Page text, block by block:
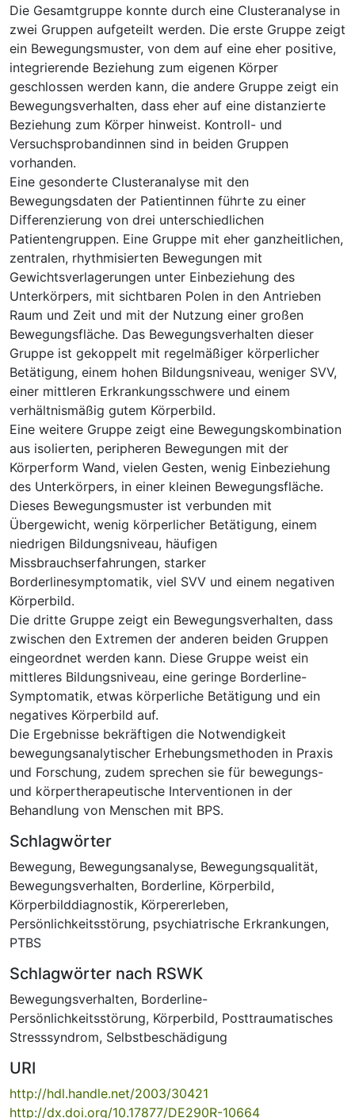
Die Gesamtgruppe konnte durch eine Clusteranalyse in
zwei Gruppen aufgeteilt werden. Die erste Gruppe zeigt
ein Bewegungsmuster, von dem auf eine eher positive,
integrierende Beziehung zum eigenen Körper
geschlossen werden kann, die andere Gruppe zeigt ein
Bewegungsverhalten, dass eher auf eine distanzierte
Beziehung zum Körper hinweist. Kontroll- und
Versuchsprobandinnen sind in beiden Gruppen
vorhanden.
Eine gesonderte Clusteranalyse mit den
Bewegungsdaten der Patientinnen führte zu einer
Differenzierung von drei unterschiedlichen
Patientengruppen. Eine Gruppe mit eher ganzheitlichen,
zentralen, rhythmisierten Bewegungen mit
Gewichtsverlagerungen unter Einbeziehung des
Unterkörpers, mit sichtbaren Polen in den Antrieben
Raum und Zeit und mit der Nutzung einer großen
Bewegungsfläche. Das Bewegungsverhalten dieser
Gruppe ist gekoppelt mit regelmäßiger körperlicher
Betätigung, einem hohen Bildungsniveau, weniger SVV,
einer mittleren Erkrankungsschwere und einem
verhältnismäßig gutem Körperbild.
Eine weitere Gruppe zeigt eine Bewegungskombination
aus isolierten, peripheren Bewegungen mit der
Körperform Wand, vielen Gesten, wenig Einbeziehung
des Unterkörpers, in einer kleinen Bewegungsfläche.
Dieses Bewegungsmuster ist verbunden mit
Übergewicht, wenig körperlicher Betätigung, einem
niedrigen Bildungsniveau, häufigen
Missbrauchserfahrungen, starker
Borderlinesymptomatik, viel SVV und einem negativen
Körperbild.
Die dritte Gruppe zeigt ein Bewegungsverhalten, dass
zwischen den Extremen der anderen beiden Gruppen
eingeordnet werden kann. Diese Gruppe weist ein
mittleres Bildungsniveau, eine geringe Borderline-
Symptomatik, etwas körperliche Betätigung und ein
negatives Körperbild auf.
Die Ergebnisse bekräftigen die Notwendigkeit
bewegungsanalytischer Erhebungsmethoden in Praxis
und Forschung, zudem sprechen sie für bewegungs-
und körpertherapeutische Interventionen in der
Behandlung von Menschen mit BPS.
Schlagwörter
Bewegung, Bewegungsanalyse, Bewegungsqualität,
Bewegungsverhalten, Borderline, Körperbild,
Körperbilddiagnostik, Körpererleben,
Persönlichkeitsstörung, psychiatrische Erkrankungen,
PTBS
Schlagwörter nach RSWK
Bewegungsverhalten, Borderline-
Persönlichkeitsstörung, Körperbild, Posttraumatisches
Stresssyndrom, Selbstbeschädigung
URI
http://hdl.handle.net/2003/30421
http://dx.doi.org/10.17877/DE290R-10664